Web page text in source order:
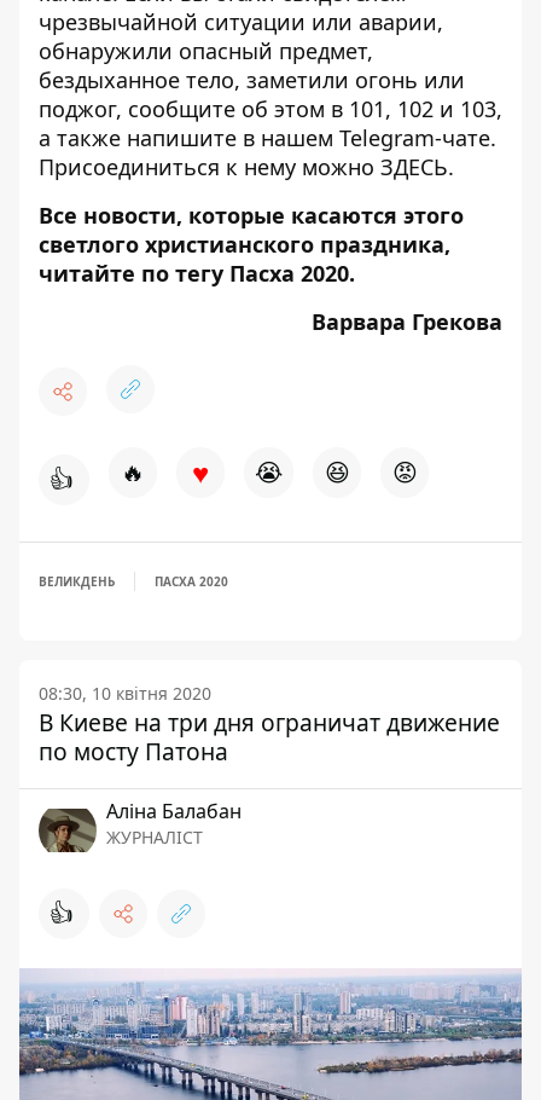
чрезвычайной ситуации или аварии,
обнаружили опасный предмет,
бездыханное тело, заметили огонь или
поджог, сообщите об этом в 101, 102 и 103,
а также напишите в нашем Telegram-чате.
Присоединиться к нему можно ЗДЕСЬ.
Все новости, которые касаются этого
светлого христианского праздника,
читайте по тегу Пасха 2020.
Варвара Грекова
👍 🔥 ♥ 😭 😆 😡
ВЕЛИКДЕНЬ ПАСХА 2020
08:30, 10 квітня 2020
В Киеве на три дня ограничат движение
по мосту Патона
Аліна Балабан
ЖУРНАЛІСТ
👍